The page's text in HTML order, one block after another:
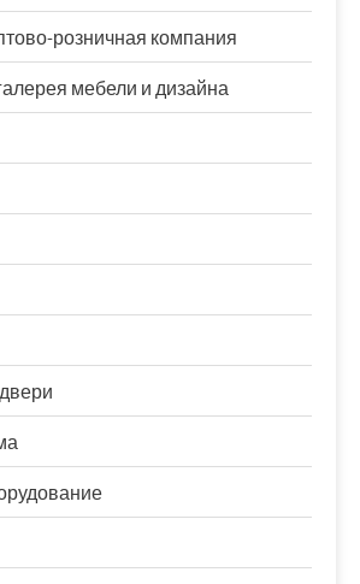
розничная компания
мебели и дизайна